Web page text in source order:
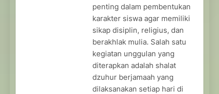
penting dalam pembentukan
karakter siswa agar memiliki
sikap disiplin, religius, dan
berakhlak mulia. Salah satu
kegiatan unggulan yang
diterapkan adalah shalat
dzuhur berjamaah yang
dilaksanakan setiap hari di